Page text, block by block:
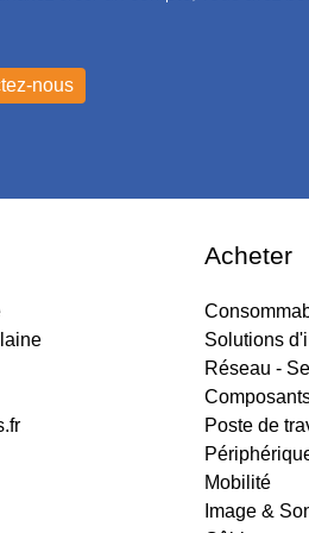
Acheter
Solutions
Réseau -
Poste de
Mobilité
Image &